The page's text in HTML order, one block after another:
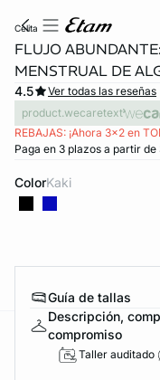
celita
FLUJO
MENSTRUAL DE
4.5
Ver todas las reseñas
product.wecaretext
REBAJAS: ¡Ahora 3x2 en
Paga en 3 plazos a partir
Color kaki
Guía de tallas
Descripción,
compromiso
Taller auditado